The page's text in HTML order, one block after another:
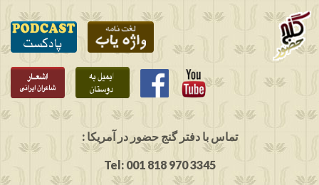
: تماس با دفتر گنج حضور در آمریکا
Tel: 001 818 970 3345